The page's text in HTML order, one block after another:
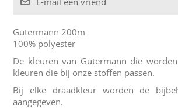
Gütermann 200m
100% polyester
De kleuren van Gütermann die
kleuren die bij onze stoffen passen.
Bij elke draadkleur worden de
aangegeven.